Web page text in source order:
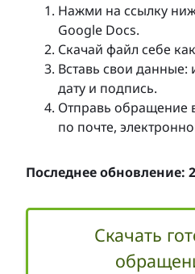
Нажми на ссылку
Google Docs.
Скачай файл себе
Вставь свои данные:
дату и подпись.
Отправь обращение
по почте,
Последнее обновление:
Скачать